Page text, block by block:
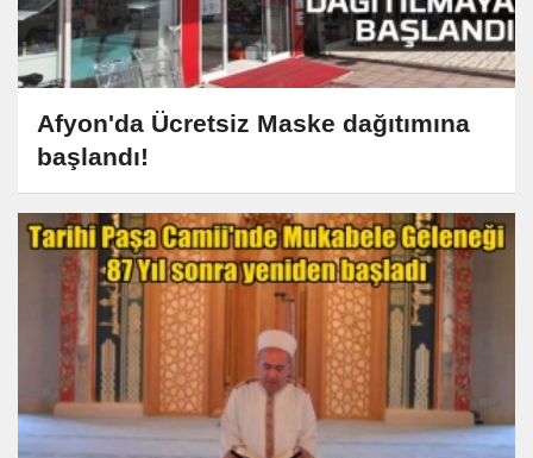
Afyon'da Ücretsiz Maske dağıtımına
başlandı!